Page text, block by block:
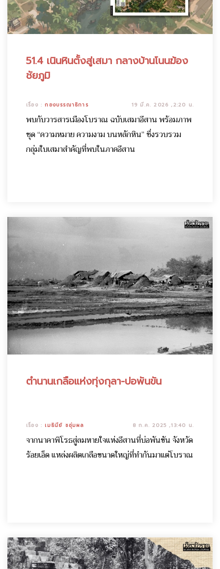
51.4 เนินหินตั้งสู่เสมา กลางบ้านโนนฆ้อง
ชัยภูมิ
เรื่อง :กองบรรณาธิการ 19 มี.ค. 2026 ,2:20 น.
พบกับวารสารเมืองโบราณ ฉบับเสมาอีสาน พร้อมภาพ
ชุด “ความหมาย ความงาม บนหลักหิน” ซึ่งรวบรวม
กลุ่มใบเสมาสำคัญที่พบในภาคอีสาน
ตำนานเกลือแห่งทุ่งกุลา-บ่อพันขัน
เรื่อง : เมธินีย์ ชอุ่มผล 8 ก.ค. 2025 ,13:40 น.
จากนาคาพิโรธสู่ลมหายใจแห่งอีสานที่บ่อพันขัน จังหวัด
ร้อยเอ็ด แหล่งผลิตเกลือขนาดใหญ่ที่ทำกันมาแต่โบราณ